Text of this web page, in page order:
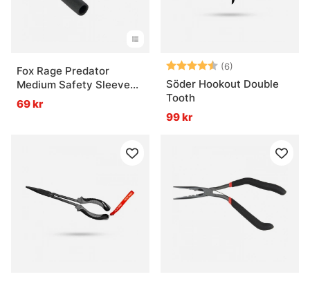
Fox Rage Predator
Medium Safety Sleeve
10-pack
69 kr
Betyg: (6)
Söder Hookout Double
Tooth
99 kr